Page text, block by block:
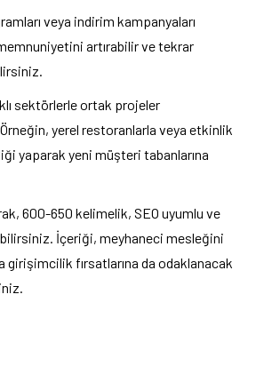
veya indirim kampanyaları
artırabilir ve tekrar
sektörlerle ortak projeler
yerel restoranlarla veya etkinlik
yaparak yeni müşteri tabanlarına
600-650 kelimelik, SEO uyumlu ve
İçeriği, meyhaneci mesleğini
girişimcilik fırsatlarına da odaklanacak